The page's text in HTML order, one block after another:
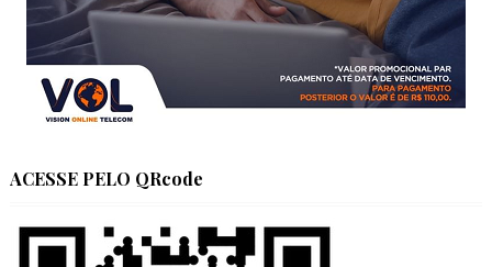
ACESSE PELO QRcode